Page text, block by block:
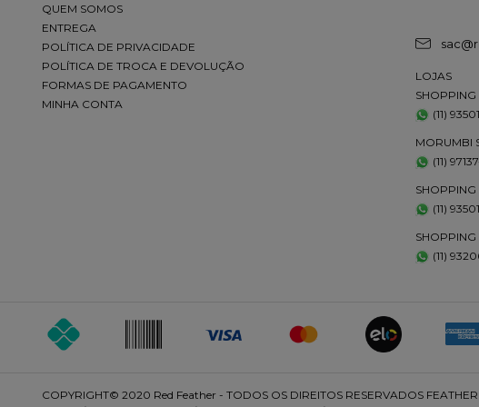
QUEM SOMOS
ENTREGA
POLÍTICA DE PRIVACIDADE
POLÍTICA DE TROCA E DEVOLUÇÃO
FORMAS DE PAGAMENTO
MINHA CONTA
LOJAS
(11)
MORUMBI
(11)
(11)
(11)
COPYRIGHT© 2020 Red Feather - TODOS OS DIREITOS RESERVADOS